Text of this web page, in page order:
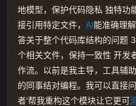
地模型，保护代码隐私 独特功
接引用特定文件， AI能准确理
答关于整个代码库结构的问题
个相关文件，保持一致性 开发
作流。以前是我主导，工具辅
的同事结对编程。我可以直接
者'帮我重构这个模块让它更可